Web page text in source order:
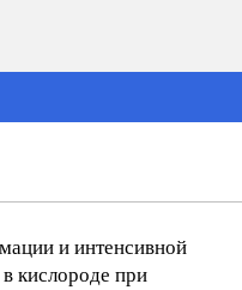
и интенсивной
кислороде при